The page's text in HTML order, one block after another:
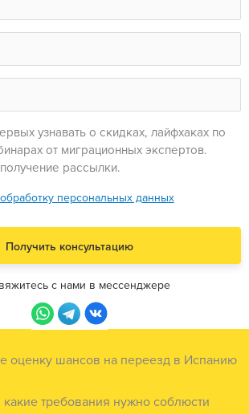
узнавать о скидках, лайфхаках по
от миграционных экспертов.
рассылки.
обработку персональных данных
с нами в мессенджере
оценку шансов на переезд в Испанию
какие требования нужно соблюсти